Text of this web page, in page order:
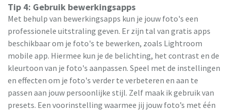
Tip 4: Gebruik bewerkingsapps
Met behulp van bewerkingsapps kun je jouw foto's een
professionele uitstraling geven. Er zijn tal van gratis apps
beschikbaar om je foto's te bewerken, zoals Lightroom
mobile app. Hiermee kun je de belichting, het contrast en de
kleurtoon van je foto's aanpassen. Speel met de instellingen
en effecten om je foto's verder te verbeteren en aan te
passen aan jouw persoonlijke stijl. Zelf maak ik gebruik van
presets. Een voorinstelling waarmee jij jouw foto’s met één